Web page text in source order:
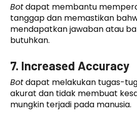
Botdapat membantu
tanggap dan memastikan
mendapatkan jawaban atau
butuhkan.
7. Increased Accuracy
Botdapat melakukan tugas-
akurat dan tidak membuat
mungkin terjadi pada manusia.